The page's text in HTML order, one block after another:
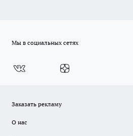
Мы в социальных сетях
Заказать рекламу
О нас